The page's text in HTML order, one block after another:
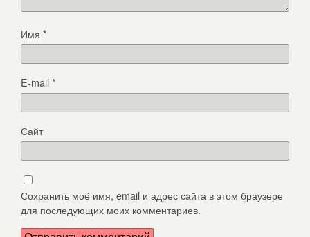
Имя *
E-mail*
Сайт
Сохранить моё имя, email и адрес сайта в этом браузере
для последующих моих комментариев.